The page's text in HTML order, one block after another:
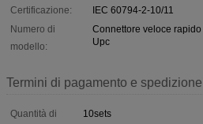
Certificazione:
IEC 60794-2-10/11
Numero di
modello:
Connettore veloce
Upc
Termini di pagamento e spedizione
Quantità di
10sets